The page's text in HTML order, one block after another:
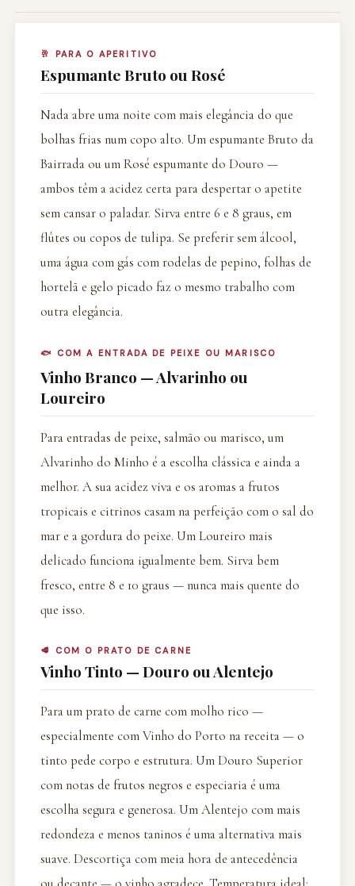
🥂 PARA O APERITIVO
Espumante Bruto ou Rosé
Nada abre uma noite com mais elegância do que
bolhas frias num copo alto. Um espumante Bruto da
Bairrada ou um Rosé espumante do Douro —
ambos têm a acidez certa para despertar o apetite
sem cansar o paladar. Sirva entre 6 e 8 graus, em
flûtes ou copos de tulipa. Se preferir sem álcool,
uma água com gás com rodelas de pepino, folhas de
hortelã e gelo picado faz o mesmo trabalho com
outra elegância.
🐟 COM A ENTRADA DE PEIXE OU MARISCO
Vinho Branco — Alvarinho ou
Loureiro
Para entradas de peixe, salmão ou marisco, um
Alvarinho do Minho é a escolha clássica e ainda a
melhor. A sua acidez viva e os aromas a frutos
tropicais e citrinos casam na perfeição com o sal do
mar e a gordura do peixe. Um Loureiro mais
delicado funciona igualmente bem. Sirva bem
fresco, entre 8 e 10 graus — nunca mais quente do
que isso.
🥩 COM O PRATO DE CARNE
Vinho Tinto — Douro ou Alentejo
Para um prato de carne com molho rico —
especialmente com Vinho do Porto na receita — o
tinto pede corpo e estrutura. Um Douro Superior
com notas de frutos negros e especiaria é uma
escolha segura e generosa. Um Alentejo com mais
redondeza e menos taninos é uma alternativa mais
suave. Descortiça com meia hora de antecedência